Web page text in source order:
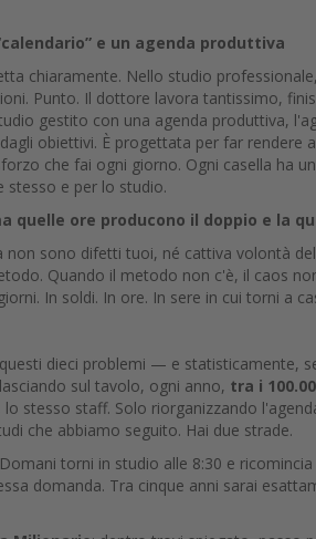
e un agenda produttiva
chiaramente. Nello studio
Punto. Il dottore lavora tantissimo,
gestito con una agenda produttiva,
obiettivi. È progettata per far rendere
che fai ogni giorno. Ogni casella ha
stesso e per lo studio.
quelle ore producono il doppio e la
non sono difetti tuoi, né cattiva volontà
Quando il metodo non c'è, il caos
In soldi. In ore. In sere in cui torni a
dieci problemi — e statisticamente,
sul tavolo, ogni anno, tra i
stesso staff. Solo riorganizzando
che abbiamo seguito. Hai due strade.
torni in studio alle 8:30 e
domanda. Tra cinque anni sarai